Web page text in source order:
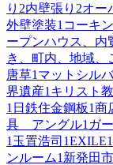
り 2内壁張り 2オー
外壁塗装1 コーキ
ープンハウス、内
き、町内、地域
唐草1 マットシル
界遺産1 キリスト教
1 日鉄住金鋼板1商
具 アングル1 ガ
1 玉置浩司 1EXILE1
ンルーム1 新発田市